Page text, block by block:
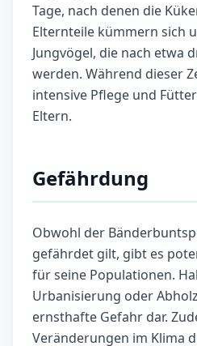
Tage, nach denen die
Elternteile kümmern sich
Jungvögel, die nach etwa
werden. Während dieser
intensive Pflege und
Eltern.
Gefährdung
Obwohl der
gefährdet gilt, gibt es
für seine Populationen.
Urbanisierung oder
ernsthafte Gefahr dar.
Veränderungen im Klima